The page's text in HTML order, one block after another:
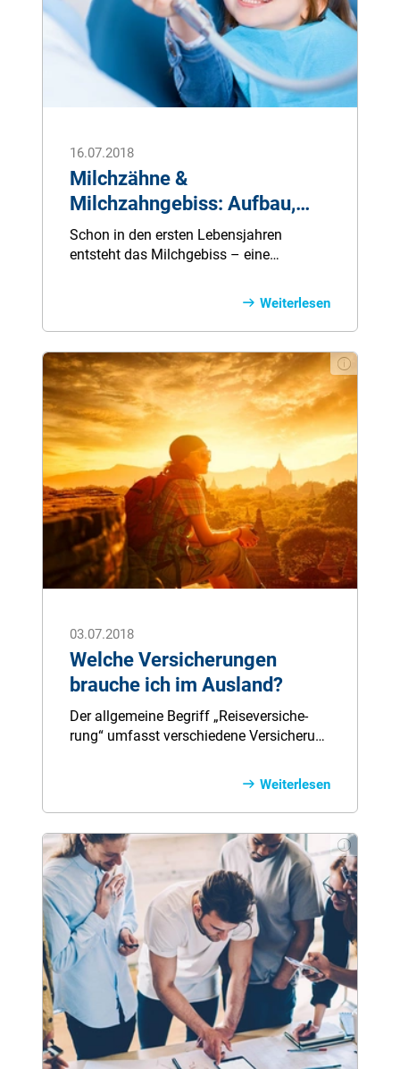
16.07.2018
Milchzähne &
Milchzahngebiss: Aufbau,
Funktion, Pflegetipps
Schon in den ersten Lebensjahren
entsteht das Milchgebiss – eine
die wir später vollständig durch das
bleibende Gebiss ersetzen. Das
Milchgebiss ist das einzige menschliche
„Organ“, das einmalig erneuert wird. In
diesem Artikel erfahren Sie
Wissenswertes über Aufbau, Funktion
und Pflege der Milchzähne – sowie
hilfreiche Tipps für die Mundgesundheit
Ihres Kindes.
Weiterlesen
03.07.2018
Welche Versicherungen
brauche ich im Ausland?
Der all­ge­mei­ne Be­griff „Rei­se­ver­siche­
rung“ um­fasst ver­schie­de­ne Ver­siche­run­
sen im Aus­land ab­si­chern. Hier er­fah­ren
Sie, wel­chen Ver­siche­rungs­schutz Sie
wo­für brau­chen.
Weiterlesen